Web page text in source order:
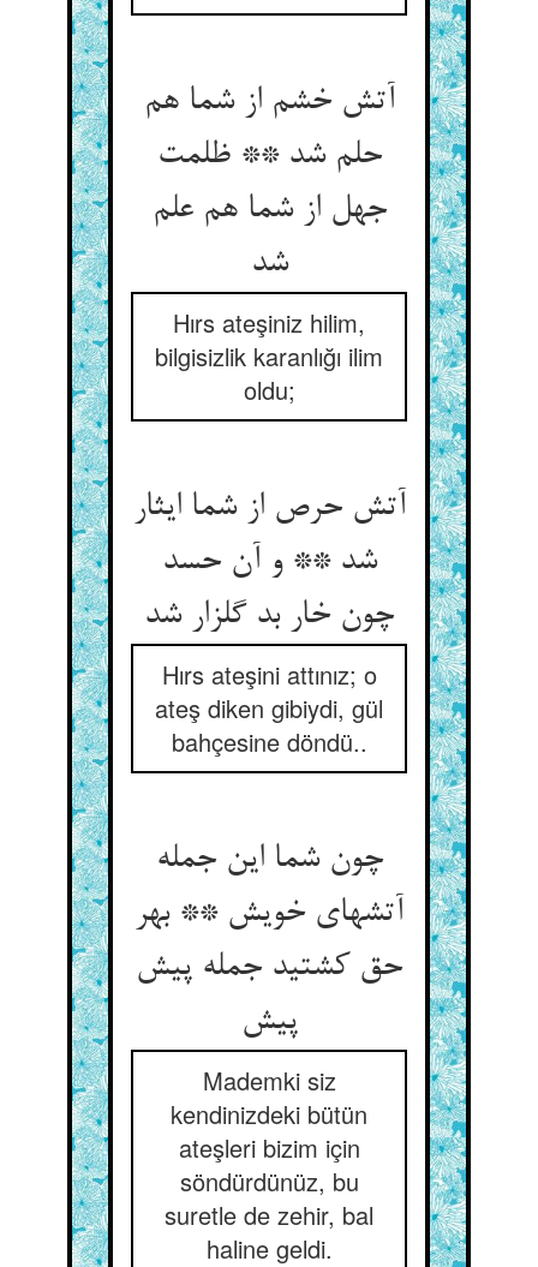
آتش خشم از شما هم
حلم شد ** ظلمت
جهل از شما هم علم
شد
Hırs ateşiniz hilim,
bilgisizlik karanlığı ilim
oldu;
آتش حرص از شما ایثار
شد ** و آن حسد
چون خار بد گلزار شد
Hırs ateşini attınız; o
ateş diken gibiydi, gül
bahçesine döndü..
چون شما این جمله
آتشهای خویش ** بهر
حق کشتید جمله پیش
پیش‏
Mademki siz
kendinizdeki bütün
ateşleri bizim için
söndürdünüz, bu
suretle de zehir, bal
haline geldi.